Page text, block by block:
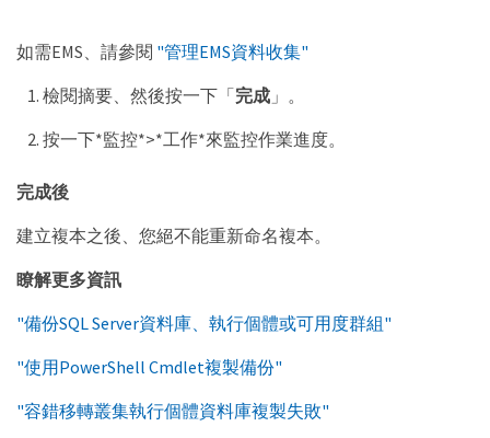
如需EMS、請參閱 "管理EMS資料收集"
檢閱摘要、然後按一下「完成」。
按一下*監控*>*工作*來監控作業進度。
完成後
建立複本之後、您絕不能重新命名複本。
瞭解更多資訊
"備份SQL Server資料庫、執行個體或可用度群組"
"使用PowerShell Cmdlet複製備份"
"容錯移轉叢集執行個體資料庫複製失敗"